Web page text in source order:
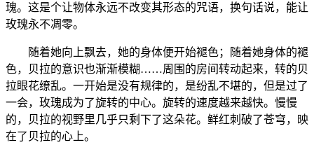
瑰。这是个让物体永远不改变其形态的咒语，换句话说，能让
玫瑰永不凋零。
随着她向上飘去，她的身体便开始褪色；随着她身体的褪
色，贝拉的意识也渐渐模糊……周围的房间转动起来，转的贝
拉眼花缭乱。一开始是没有规律的，是纷乱不堪的，但是过了
一会，玫瑰成为了旋转的中心。旋转的速度越来越快。慢慢
的，贝拉的视野里几乎只剩下了这朵花。鲜红刺破了苍穹，映
在了贝拉的心上。